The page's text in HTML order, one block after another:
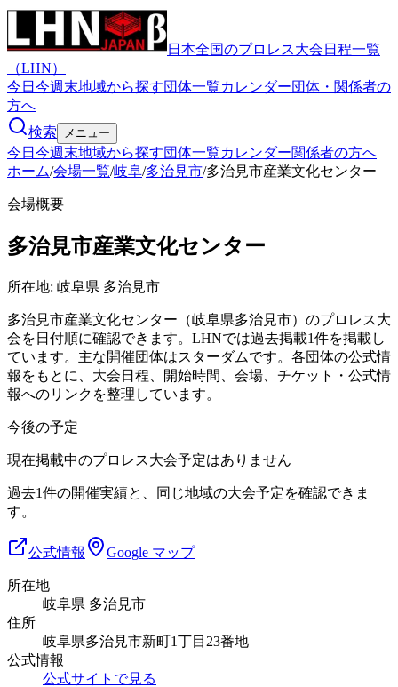
日本全国のプロレス大会日程一覧
（LHN）
今日 今週末地域から探す団体一覧カレンダー団体・関係者の
方へ
検索
メニュー
今日 今週末地域から探す団体一覧カレンダー関係者の方へ
ホーム/会場一覧/岐阜/多治見市/多治見市産業文化センター
会場概要
多治見市産業文化センター
所在地: 岐阜県 多治見市
多治見市産業文化センター（岐阜県多治見市）のプロレス大
会を日付順に確認できます。LHNでは過去掲載1件を掲載し
ています。主な開催団体はスターダムです。各団体の公式情
報をもとに、大会日程、開始時間、会場、チケット・公式情
報へのリンクを整理しています。
今後の予定
現在掲載中のプロレス大会予定はありません
過去1件の開催実績と、同じ地域の大会予定を確認できま
す。
公式情報 Google マップ
所在地
岐阜県 多治見市
住所
岐阜県多治見市新町1丁目23番地
公式情報
公式サイトで見る